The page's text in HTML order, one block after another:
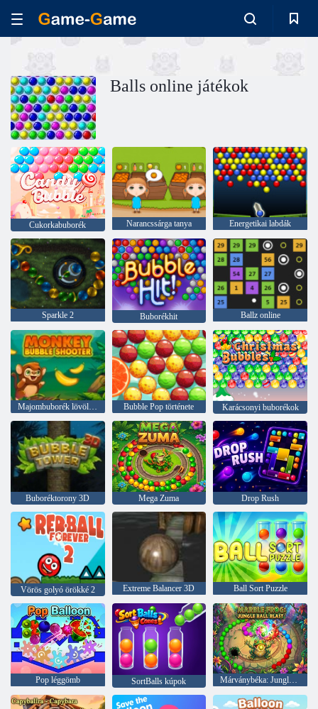
Balls online játékok
Cukorkabuborék Narancssárga tanya Energetikai labdák
Sparkle 2 Buborékhit Ballz online
Majombuborék lövöldözős Bubble Pop története Karácsonyi buborékok
Buboréktorony 3D Mega Zuma Drop Rush
Vörös golyó örökké 2 Extreme Balancer 3D Ball Sort Puzzle
Pop léggömb SortBalls kúpok Márványbéka: Jungle Ball Blast